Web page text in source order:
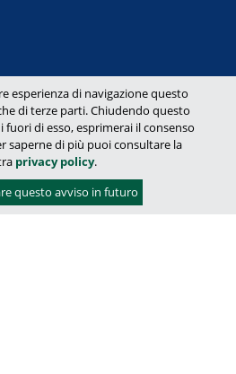
esperienza di navigazione questo
di terze parti. Chiudendo questo
fuori di esso, esprimerai il consenso
saperne di più puoi consultare la
privacy policy.